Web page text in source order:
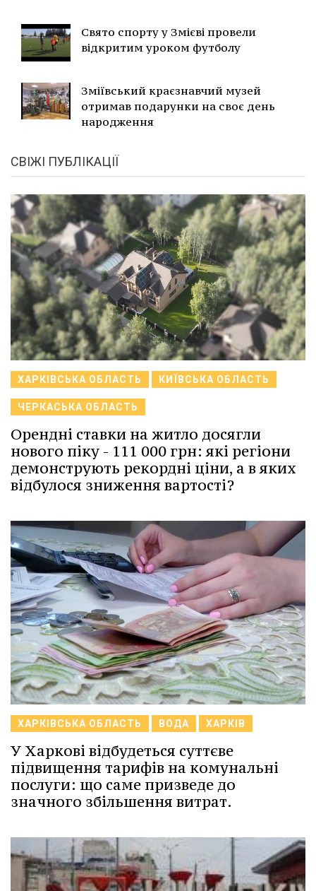
Свято спорту у Змієві провели
відкритим уроком футболу
Зміївський краєзнавчий музей
отримав подарунки на своє день
народження
СВІЖІ ПУБЛІКАЦІЇ
ХАРКІВСЬКА ОБЛАСТЬ КИЇВСЬКА ОБЛАСТЬ
ЧЕРКАСЬКА ОБЛАСТЬ
Орендні ставки на житло досягли
нового піку - 111 000 грн: які регіони
демонструють рекордні ціни, а в яких
відбулося зниження вартості?
ХАРКІВСЬКА ОБЛАСТЬ ВОДА ХАРКІВ
У Харкові відбудеться суттєве
підвищення тарифів на комунальні
послуги: що саме призведе до
значного збільшення витрат.